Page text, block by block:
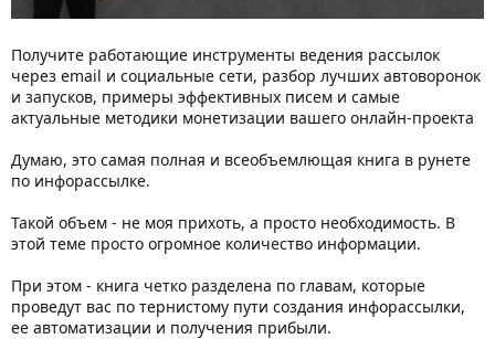
Получите работающие инструменты ведения рассылок
через email и социальные сети, разбор лучших автоворонок
и запусков, примеры эффективных писем и самые
актуальные методики монетизации вашего онлайн-проекта
Думаю, это самая полная и всеобъемлющая книга в рунете
по инфорассылке.
Такой объем - не моя прихоть, а просто необходимость. В
этой теме просто огромное количество информации.
При этом - книга четко разделена по главам, которые
проведут вас по тернистому пути создания инфорассылки,
ее автоматизации и получения прибыли.